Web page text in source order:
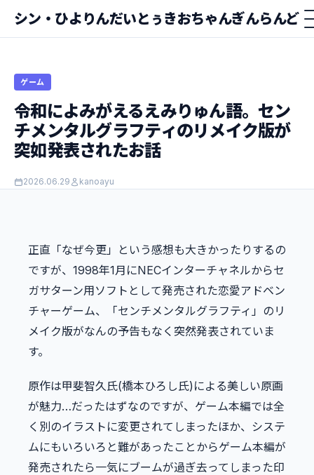
シン・ひよりんだいとぅきおちゃんぎんらんど
ゲーム
令和によみがえるえみりゅん語。セン
チメンタルグラフティのリメイク版が
突如発表されたお話
2026.06.29 kanoayu
正直「なぜ今更」という感想も大きかったりするの
ですが、1998年1月にNECインターチャネルからセ
ガサターン用ソフトとして発売された恋愛アドベン
チャーゲーム、「センチメンタルグラフティ」のリ
メイク版がなんの予告もなく突然発表されていま
す。
原作は甲斐智久氏(橋本ひろし氏)による美しい原画
が魅力…だったはずなのですが、ゲーム本編では全
く別のイラストに変更されてしまったほか、システ
ムにもいろいろと難があったことからゲーム本編が
発売されたら一気にブームが過ぎ去ってしまった印